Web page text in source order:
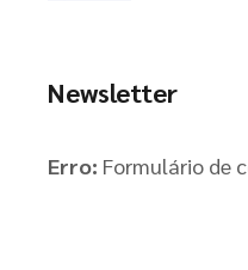
Newsletter
Erro: Formulário de